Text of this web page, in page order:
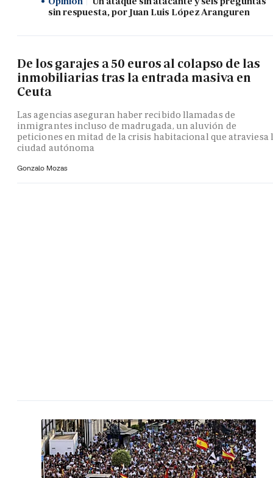
sin respuesta, por Juan Luis López Aranguren
De los garajes a 50 euros al colapso de las
inmobiliarias tras la entrada masiva en
Ceuta
Las agencias aseguran haber recibido llamadas de
inmigrantes incluso de madrugada, un aluvión de
peticiones en mitad de la crisis habitacional que atraviesa
ciudad autónoma
Gonzalo Mozas